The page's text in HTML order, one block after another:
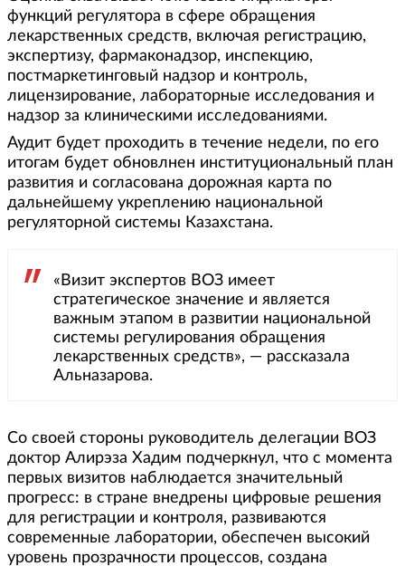
функций регулятора в сфере обращения
лекарственных средств, включая регистрацию,
экспертизу, фармаконадзор, инспекцию,
постмаркетинговый надзор и контроль,
лицензирование, лабораторные исследования и
надзор за клиническими исследованиями.
Аудит будет проходить в течение недели, по его
итогам будет обновлнен институциональный план
развития и согласована дорожная карта по
дальнейшему укреплению национальной
регуляторной системы Казахстана.
«Визит экспертов ВОЗ имеет
стратегическое значение и является
важным этапом в развитии национальной
системы регулирования обращения
лекарственных средств», — рассказала
Альназарова.
Со своей стороны руководитель делегации ВОЗ
доктор Алирэза Хадим подчеркнул, что с момента
первых визитов наблюдается значительный
прогресс: в стране внедрены цифровые решения
для регистрации и контроля, развиваются
современные лаборатории, обеспечен высокий
уровень прозрачности процессов, создана